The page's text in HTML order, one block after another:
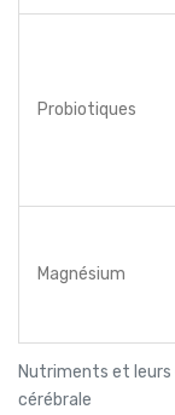
Nutriments et
cérébrale
Probiotiques
Magnésium